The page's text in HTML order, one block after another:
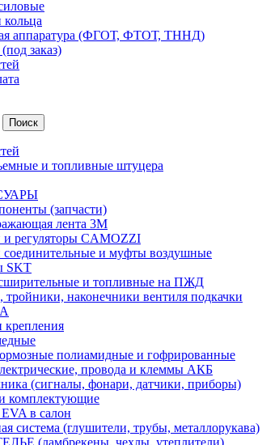
аппаратура (ФГОТ, ФТОТ, ТННД)
заказ)
и топливные штуцера
(запчасти)
лента 3М
регуляторы CAMOZZI
и муфты воздушные
SKT
и топливные на ПЖД
наконечники вентиля подкачки
крепления
полиамидные и гофрированные
провода и клеммы АКБ
(сигналы, фонари, датчики, приборы)
комплектующие
в салон
система (глушители, трубы, металлорукава)
(ламбрекены, чехлы, утеплители)